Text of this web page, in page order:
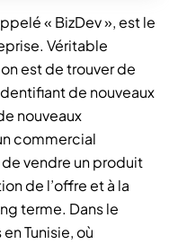
« BizDev », est le
Véritable
est de trouver de
de nouveaux
nouveaux
commercial
vendre un produit
de l’offre et à la
terme. Dans le
Tunisie, où